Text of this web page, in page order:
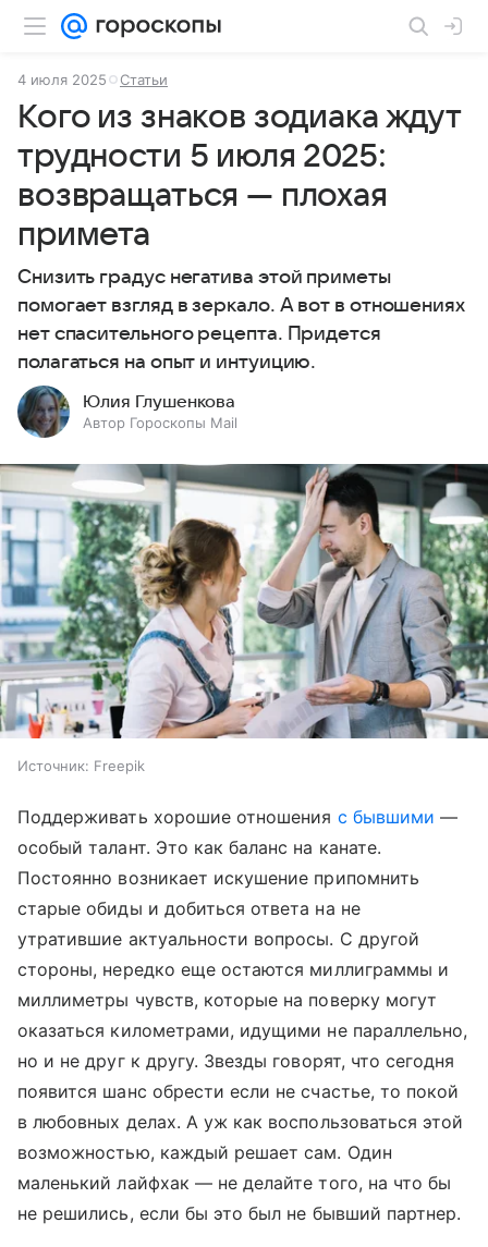
4 июля 2025 Статьи
Кого из знаков зодиака ждут
трудности 5 июля 2025:
возвращаться — плохая
примета
Снизить градус негатива этой приметы
помогает взгляд в зеркало. А вот в отношениях
нет спасительного рецепта. Придется
полагаться на опыт и интуицию.
Юлия Глушенкова
Автор Гороскопы Mail
Источник: Freepik
Поддерживать хорошие отношения с бывшими —
особый талант. Это как баланс на канате.
Постоянно возникает искушение припомнить
старые обиды и добиться ответа на не
утратившие актуальности вопросы. С другой
стороны, нередко еще остаются миллиграммы и
миллиметры чувств, которые на поверку могут
оказаться километрами, идущими не параллельно,
но и не друг к другу. Звезды говорят, что сегодня
появится шанс обрести если не счастье, то покой
в любовных делах. А уж как воспользоваться этой
возможностью, каждый решает сам. Один
маленький лайфхак — не делайте того, на что бы
не решились, если бы это был не бывший партнер.